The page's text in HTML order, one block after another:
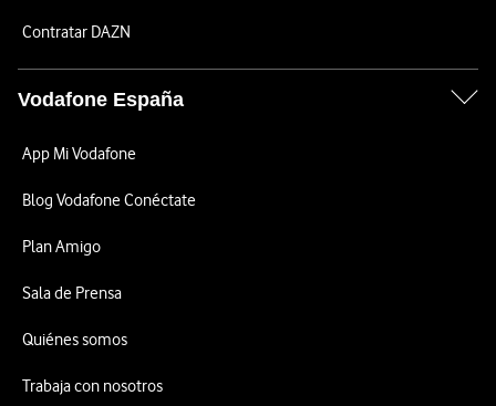
Contratar DAZN
Vodafone España
App Mi Vodafone
Blog Vodafone Conéctate
Plan Amigo
Sala de Prensa
Quiénes somos
Trabaja con nosotros